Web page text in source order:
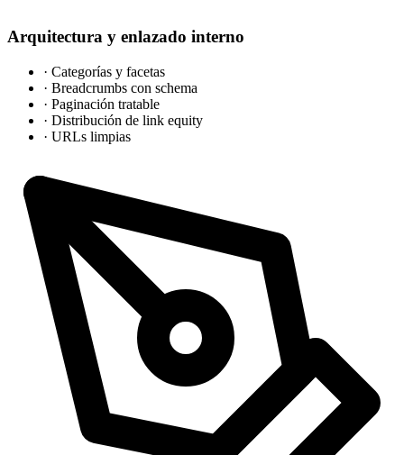
Arquitectura y enlazado interno
· Categorías y facetas
· Breadcrumbs con schema
· Paginación tratable
· Distribución de link equity
· URLs limpias